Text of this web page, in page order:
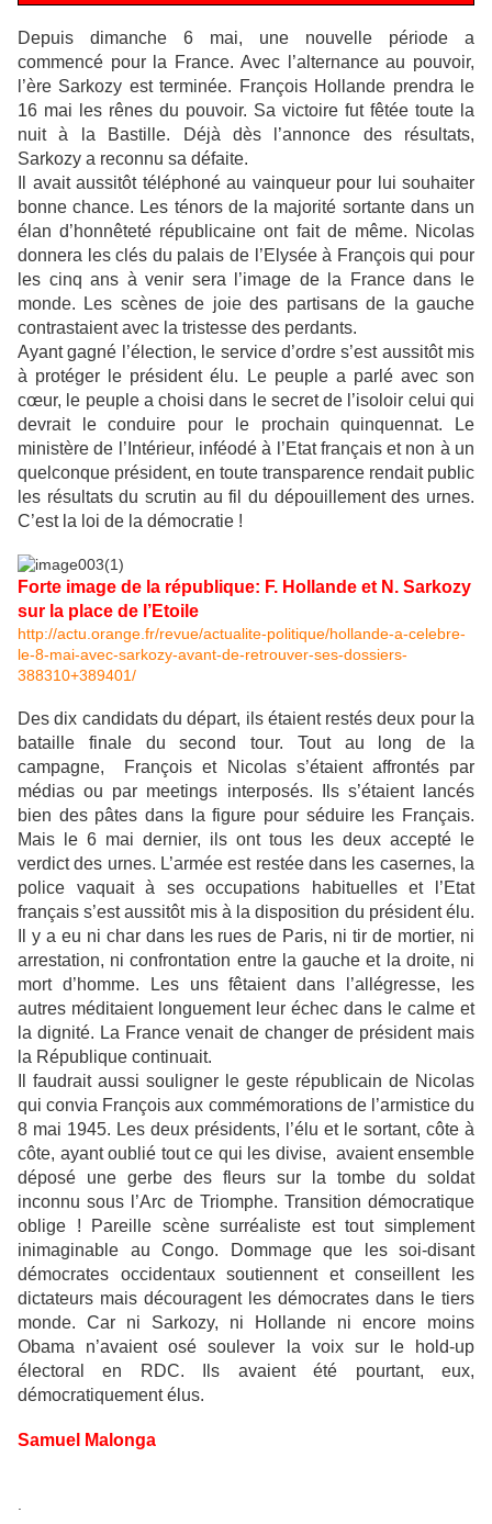
Depuis dimanche 6 mai, une nouvelle période a
commencé pour la France. Avec l’alternance au pouvoir,
l’ère Sarkozy est terminée. François Hollande prendra le
16 mai les rênes du pouvoir. Sa victoire fut fêtée toute la
nuit à la Bastille. Déjà dès l’annonce des résultats,
Sarkozy a reconnu sa défaite.
Il avait aussitôt téléphoné au vainqueur pour lui souhaiter
bonne chance. Les ténors de la majorité sortante dans un
élan d’honnêteté républicaine ont fait de même. Nicolas
donnera les clés du palais de l’Elysée à François qui pour
les cinq ans à venir sera l’image de la France dans le
monde. Les scènes de joie des partisans de la gauche
contrastaient avec la tristesse des perdants.
Ayant gagné l’élection, le service d’ordre s’est aussitôt mis
à protéger le président élu. Le peuple a parlé avec son
cœur, le peuple a choisi dans le secret de l’isoloir celui qui
devrait le conduire pour le prochain quinquennat. Le
ministère de l’Intérieur, inféodé à l’Etat français et non à un
quelconque président, en toute transparence rendait public
les résultats du scrutin au fil du dépouillement des urnes.
C’est la loi de la démocratie !
Forte image de la république: F. Hollande et N. Sarkozy
sur la place de l’Etoile
http://actu.orange.fr/revue/actualite-politique/hollande-a-celebre-
le-8-mai-avec-sarkozy-avant-de-retrouver-ses-dossiers-
388310+389401/
Des dix candidats du départ, ils étaient restés deux pour la
bataille finale du second tour. Tout au long de la
campagne, François et Nicolas s’étaient affrontés par
médias ou par meetings interposés. Ils s’étaient lancés
bien des pâtes dans la figure pour séduire les Français.
Mais le 6 mai dernier, ils ont tous les deux accepté le
verdict des urnes. L’armée est restée dans les casernes, la
police vaquait à ses occupations habituelles et l’Etat
français s’est aussitôt mis à la disposition du président élu.
Il y a eu ni char dans les rues de Paris, ni tir de mortier, ni
arrestation, ni confrontation entre la gauche et la droite, ni
mort d’homme. Les uns fêtaient dans l’allégresse, les
autres méditaient longuement leur échec dans le calme et
la dignité. La France venait de changer de président mais
la République continuait.
Il faudrait aussi souligner le geste républicain de Nicolas
qui convia François aux commémorations de l’armistice du
8 mai 1945. Les deux présidents, l’élu et le sortant, côte à
côte, ayant oublié tout ce qui les divise, avaient ensemble
déposé une gerbe des fleurs sur la tombe du soldat
inconnu sous l’Arc de Triomphe. Transition démocratique
oblige ! Pareille scène surréaliste est tout simplement
inimaginable au Congo. Dommage que les soi-disant
démocrates occidentaux soutiennent et conseillent les
dictateurs mais découragent les démocrates dans le tiers
monde. Car ni Sarkozy, ni Hollande ni encore moins
Obama n’avaient osé soulever la voix sur le hold-up
électoral en RDC. Ils avaient été pourtant, eux,
démocratiquement élus.
Samuel Malonga